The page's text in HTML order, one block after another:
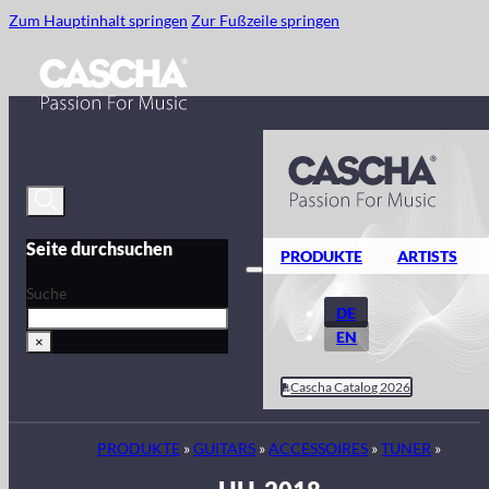
Zum Hauptinhalt springen Zur Fußzeile springen
Seite durchsuchen
Suche
×
PRODUKTE ARTISTS
DE
EN
Cascha Catalog 2026
PRODUKTE »GUITARS »ACCESSOIRES »TUNER »